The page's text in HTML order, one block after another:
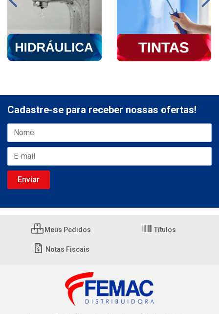
Cadastre-se para receber nossas ofertas!
Meus Pedidos Títulos
Notas Fiscais